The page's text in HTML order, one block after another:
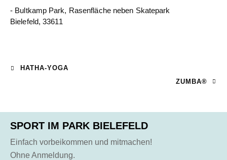
- Bultkamp Park, Rasenfläche neben Skatepark
Bielefeld, 33611
HATHA-YOGA
ZUMBA®
SPORT IM PARK BIELEFELD
Einfach vorbeikommen und mitmachen!
Ohne Anmeldung.